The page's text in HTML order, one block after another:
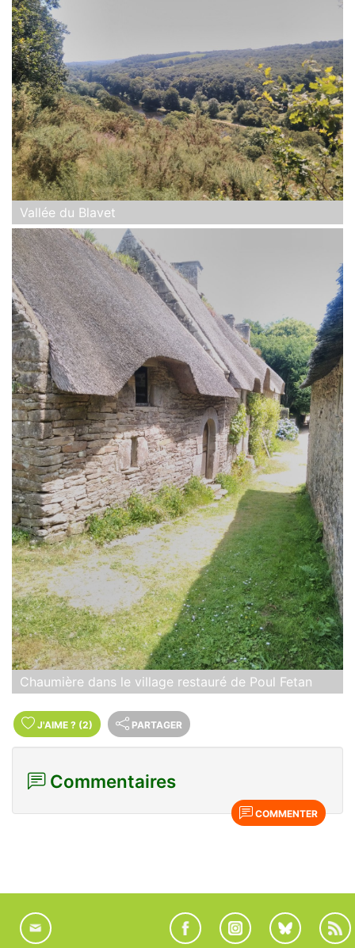
Vallée du Blavet
Chaumière dans le village restauré de Poul Fetan
J'AIME ? (2) PARTAGER
Commentaires
COMMENTER